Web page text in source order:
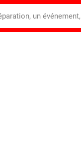
un événement,